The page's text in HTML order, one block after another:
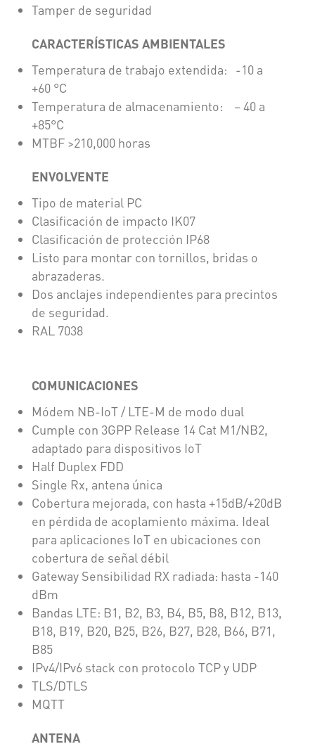
Tamper de seguridad
CARACTERÍSTICAS AMBIENTALES
Temperatura de trabajo extendida: -10 a
+60 °C
Temperatura de almacenamiento: – 40 a
+85°C
MTBF >210,000 horas
ENVOLVENTE
Tipo de material PC
Clasificación de impacto IK07
Clasificación de protección IP68
Listo para montar con tornillos, bridas o
abrazaderas.
Dos anclajes independientes para precintos
de seguridad.
RAL 7038
COMUNICACIONES
Módem NB-IoT / LTE-M de modo dual
Cumple con 3GPP Release 14 Cat M1/NB2,
adaptado para dispositivos IoT
Half Duplex FDD
Single Rx, antena única
Cobertura mejorada, con hasta +15dB/+20dB
en pérdida de acoplamiento máxima. Ideal
para aplicaciones IoT en ubicaciones con
cobertura de señal débil
Gateway Sensibilidad RX radiada: hasta -140
dBm
Bandas LTE: B1, B2, B3, B4, B5, B8, B12, B13,
B18, B19, B20, B25, B26, B27, B28, B66, B71,
B85
IPv4/IPv6 stack con protocolo TCP y UDP
TLS/DTLS
MQTT
ANTENA